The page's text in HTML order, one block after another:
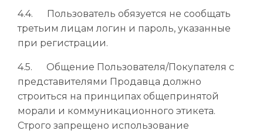
4.4. Пользователь обязуется не сообщать
третьим лицам логин и пароль, указанные
при регистрации.
4.5. Общение Пользователя/Покупателя с
представителями Продавца должно
строиться на принципах общепринятой
морали и коммуникационного этикета.
Строго запрещено использование